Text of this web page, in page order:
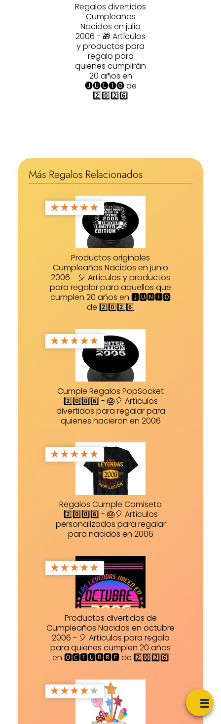
Regalos divertidos
Cumpleaños
Nacidos en julio
2006 - 🎁 Artículos
y productos para
regalo para
quienes cumplirán
20 años en
🅙🅤🅛🅘🅞 de
2️⃣0️⃣2️⃣6️⃣
Más Regalos Relacionados
★★★★★
Productos originales
Cumpleaños Nacidos en junio
2006 - 🎈 Artículos y productos
para regalar para aquellos que
cumplen 20 años en 🅹🆄🅽🅸🅾
de 2️⃣0️⃣2️⃣6️⃣
★★★★★
Cumple Regalos PopSocket
2️⃣0️⃣0️⃣6️⃣ - 🎂🎈 Artículos
divertidos para regalar para
quienes nacieron en 2006
★★★★★
Regalos Cumple Camiseta
2️⃣0️⃣0️⃣6️⃣ - 🎂🎈 Artículos
personalizados para regalar
para nacidos en 2006
★★★★★
Productos divertidos de
Cumpleaños Nacidos en octubre
2006 - 🎈 Artículos para regalo
para quienes cumplen 20 años
en 🅾🅲🆃🆄🅱🆁🅴 de 2️⃣0️⃣2️⃣6️⃣
★★★★★